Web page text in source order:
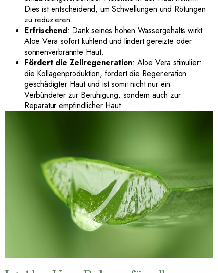
Dies ist entscheidend, um Schwellungen und Rötungen
zu reduzieren.
Erfrischend: Dank seines hohen Wassergehalts wirkt
Aloe Vera sofort kühlend und lindert gereizte oder
sonnenverbrannte Haut.
Fördert die Zellregeneration: Aloe Vera stimuliert
die Kollagenproduktion, fördert die Regeneration
geschädigter Haut und ist somit nicht nur ein
Verbündeter zur Beruhigung, sondern auch zur
Reparatur empfindlicher Haut.